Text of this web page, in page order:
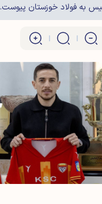
به فولاد خوزستان پیوست.